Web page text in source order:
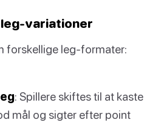
variationer
forskellige leg-formater:
: Spillere skiftes til at kaste
mål og sigter efter point